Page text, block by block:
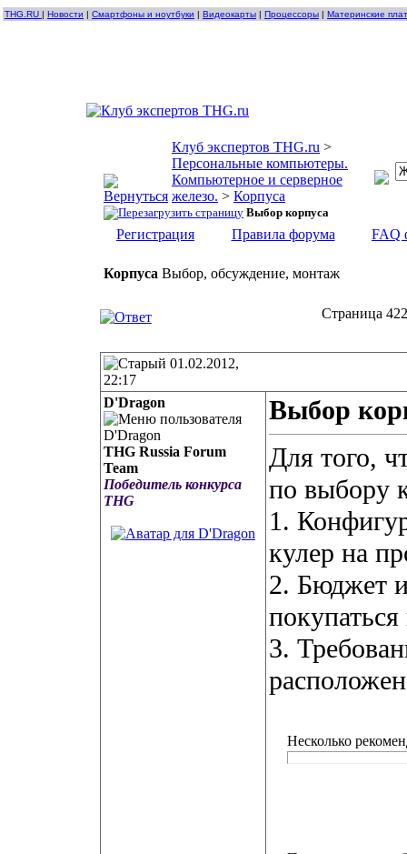
THG.RU | Новости | Смартфоны и ноутбуки | Видеокарты | Процессоры | Материнские
Клуб экспертов THG.ru >
Персональные компьютеры.
Компьютерное и серверное
железо. > Корпуса
Выбор корпуса
Регистрация Правила форума FAQ
Корпуса Выбор, обсуждение, монтаж
Страница
01.02.2012,
22:17
D'Dragon
THG Russia Forum
Team
Победитель конкурса
THG
Выбор
Для того,
по выбору
1.
кулер на
2. Бюджет и
3.
Несколько